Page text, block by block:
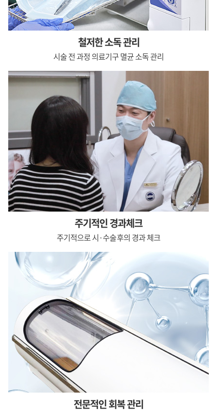
철저한 소독 관리
시술 전 과정 의료기구멸균 소독 관리
주기적인 경과체크
주기적으로시·수술후의 경과 체크
전문적인 회복 관리